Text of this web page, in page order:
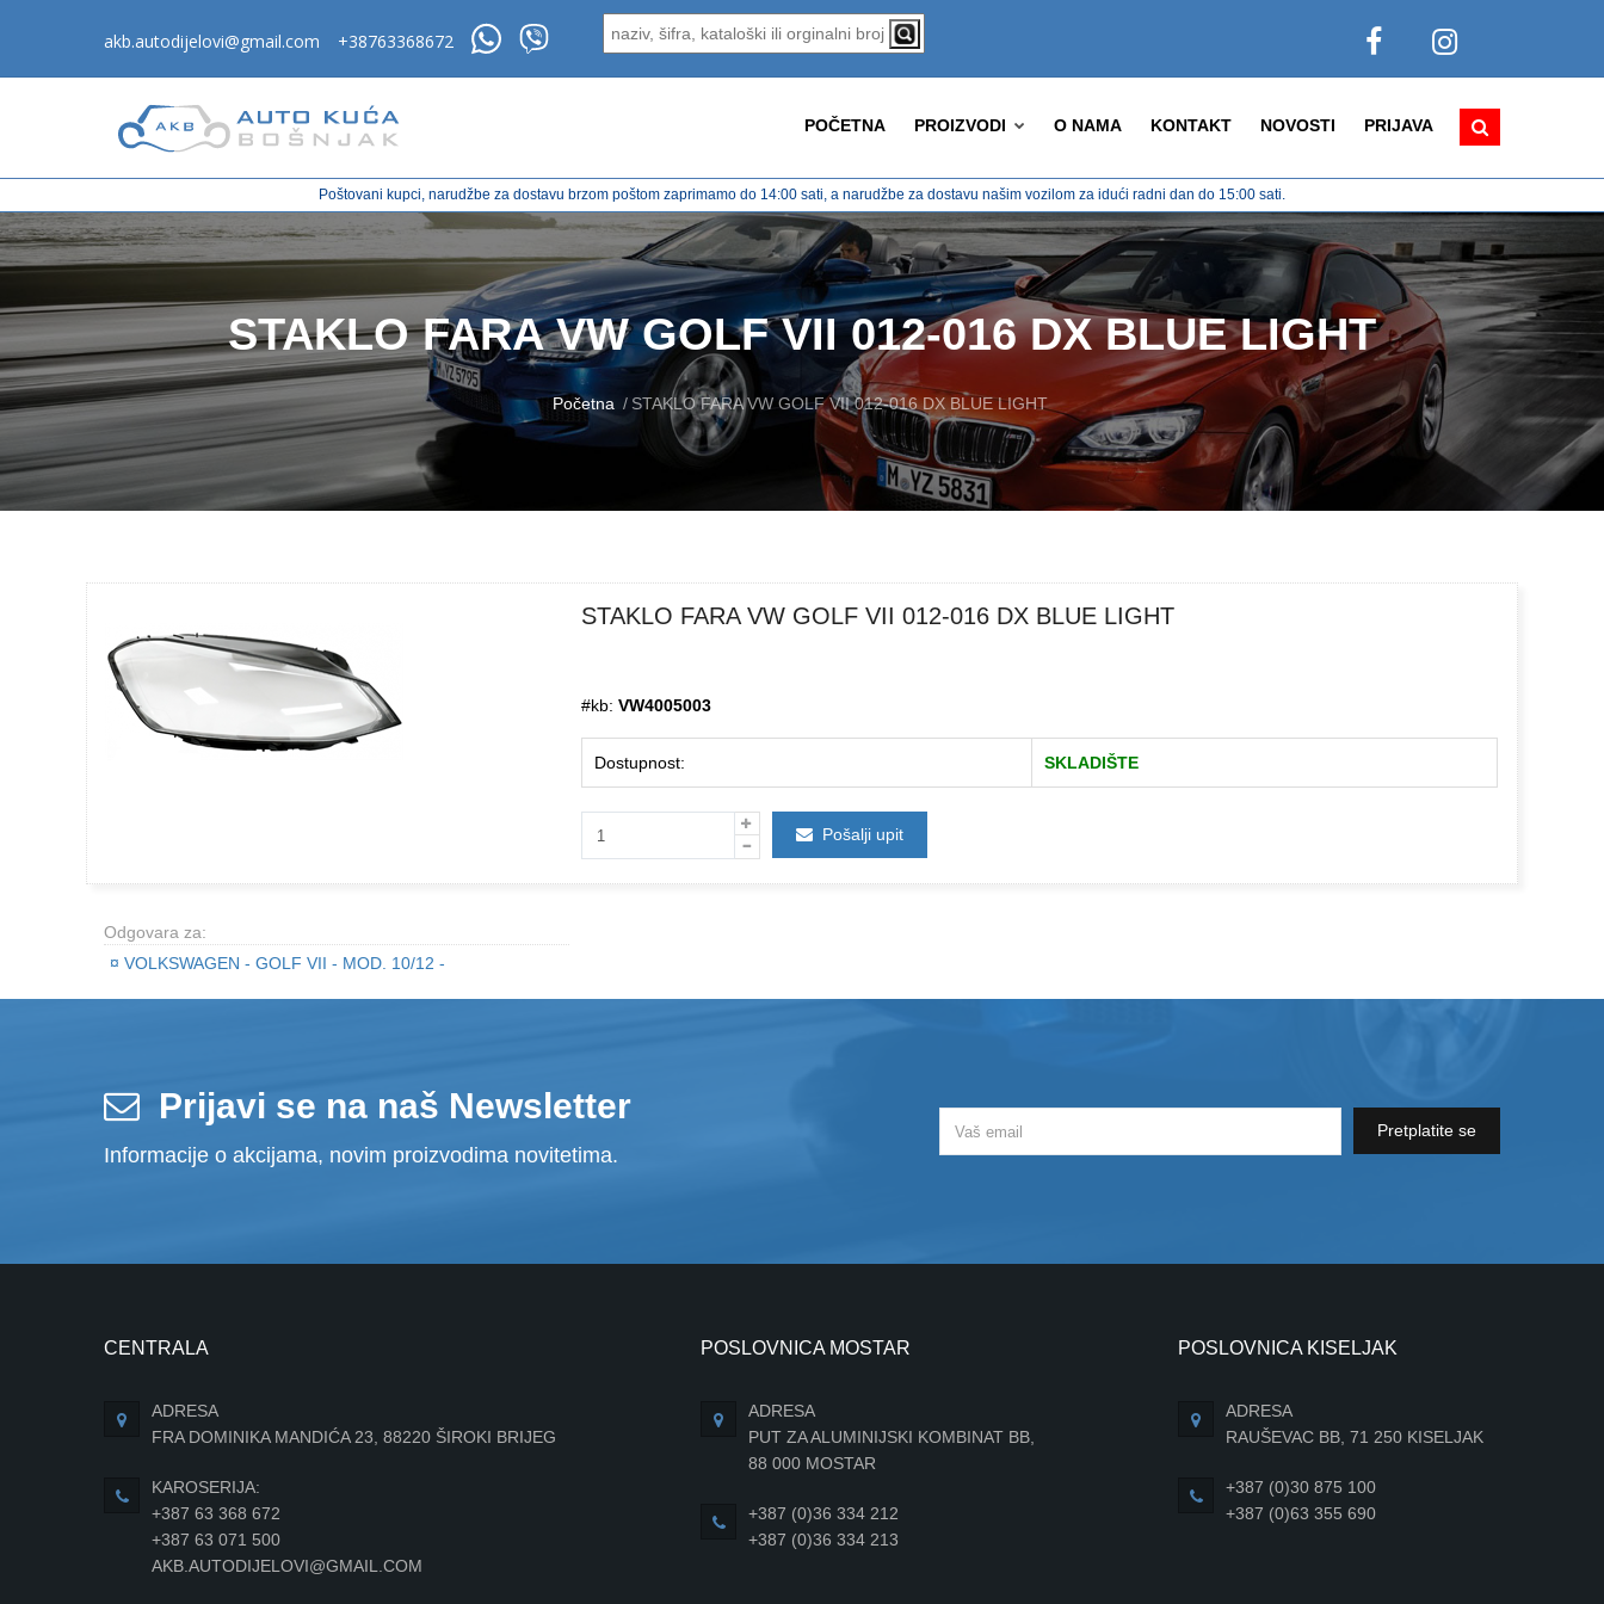
akb.autodijelovi@gmail.com +38763368672
POČETNA PROIZVODI O NAMA KONTAKT NOVOSTI PRIJAVA
Poštovani kupci, narudžbe za dostavu brzom poštom zaprimamo do 14:00 sati, a narudžbe za dostavu našim vozilom za idući radni dan do 15:00 sati.
STAKLO FARA VW GOLF VII 012-016 DX BLUE LIGHT
Početna STAKLO FARA VW GOLF VII 012-016 DX BLUE LIGHT
STAKLO FARA VW GOLF VII 012-016 DX BLUE LIGHT
#kb:VW4005003
Dostupnost: SKLADIŠTE
Pošalji upit
Odgovara za:
¤ VOLKSWAGEN - GOLF VII - MOD. 10/12 -
Prijavi se na naš Newsletter
Informacije o akcijama, novim proizvodima novitetima.
Pretplatite se
CENTRALA
ADRESA
FRA DOMINIKA MANDIĆA 23, 88220 ŠIROKI BRIJEG
KAROSERIJA:
+387 63 368 672
+387 63 071 500
AKB.AUTODIJELOVI@GMAIL.COM
POSLOVNICA MOSTAR
ADRESA
PUT ZA ALUMINIJSKI KOMBINAT BB,
88 000 MOSTAR
+387 (0)36 334 212
+387 (0)36 334 213
POSLOVNICA KISELJAK
ADRESA
RAUŠEVAC BB, 71 250 KISELJAK
+387 (0)30 875 100
+387 (0)63 355 690